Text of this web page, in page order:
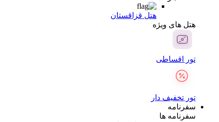
هتل قزاقستان
هتل های ویژه
تور اقساطی
تور تخفیف دار
سفرنامه
سفرنامه ها